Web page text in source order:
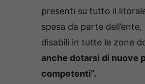
presenti su tutto il
spesa da parte
disabili in tutte le zone
anche dotarsi di nuove
competenti”.